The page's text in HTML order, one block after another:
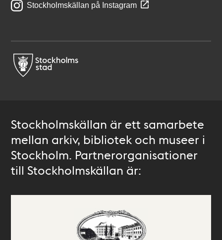
Stockholmskällan på Instagram
Stockholmskällan är ett samarbete
mellan arkiv, bibliotek och museer i
Stockholm. Partnerorganisationer
till Stockholmskällan är: